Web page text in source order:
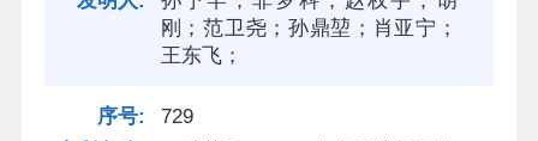
刚；范卫尧；孙鼎堃；肖亚宁；
王东飞；
729